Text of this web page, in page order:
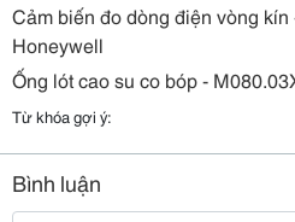
Cảm biến đo dòng điện vòng
Honeywell
Ống lót cao su co bóp -
Từ khóa gợi ý:
Bình luận